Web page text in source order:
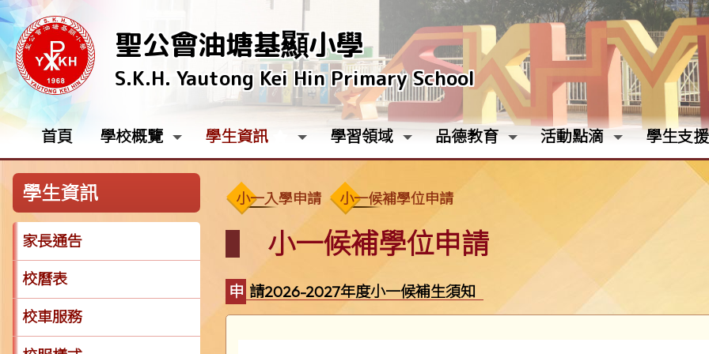
聖公會油塘基顯小學
S.K.H. Yautong Kei Hin Primary School
首頁 學校概覽 學生資訊 學習領域 品德教育 活動點滴 學生支援
學生資訊
家長通告
校曆表
校車服務
小一入學申請 小一候補學位申請
小一候補學位申請
申請2026-2027年度小一候補生須知